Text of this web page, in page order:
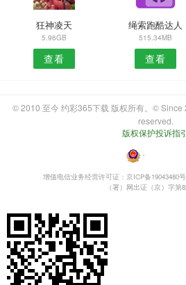
狂神凌天
5.96GB
查看
绳索跑酷达人
515.34MB
查看
© 2010 至今 约彩365下载 版权所有。© Since
reserved.
版权保护投诉指
・
增值电信业务经营许可证：京ICP备19043480
（署）网出证（京）字第